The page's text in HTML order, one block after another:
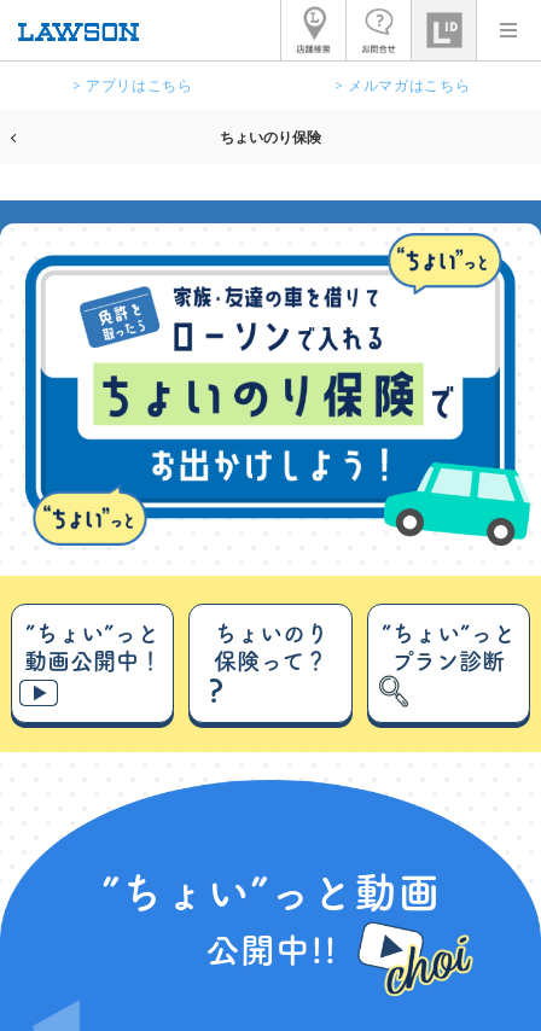
> アプリはこちら > メルマガはこちら
ちょいのり保険
”ちょい”っと
動画公開中！
ちょいのり
保険って？
?
”ちょい”っと
プラン診断
”ちょい”っと動画
公開中!!